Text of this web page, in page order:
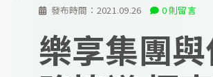
發布時間： 2021.09.26 0 則留言
樂享集團